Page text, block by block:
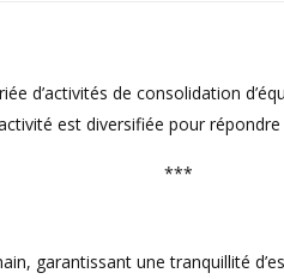
d’activités de consolidation
est diversifiée pour
***
garantissant une tranquillité